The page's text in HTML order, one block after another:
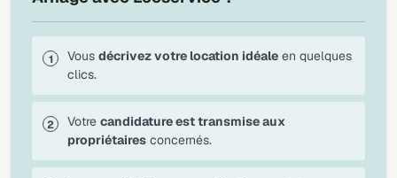
Vous décrivez votre location idéale en quelques
clics.
Votre candidature est transmise aux
propriétaires concernés.